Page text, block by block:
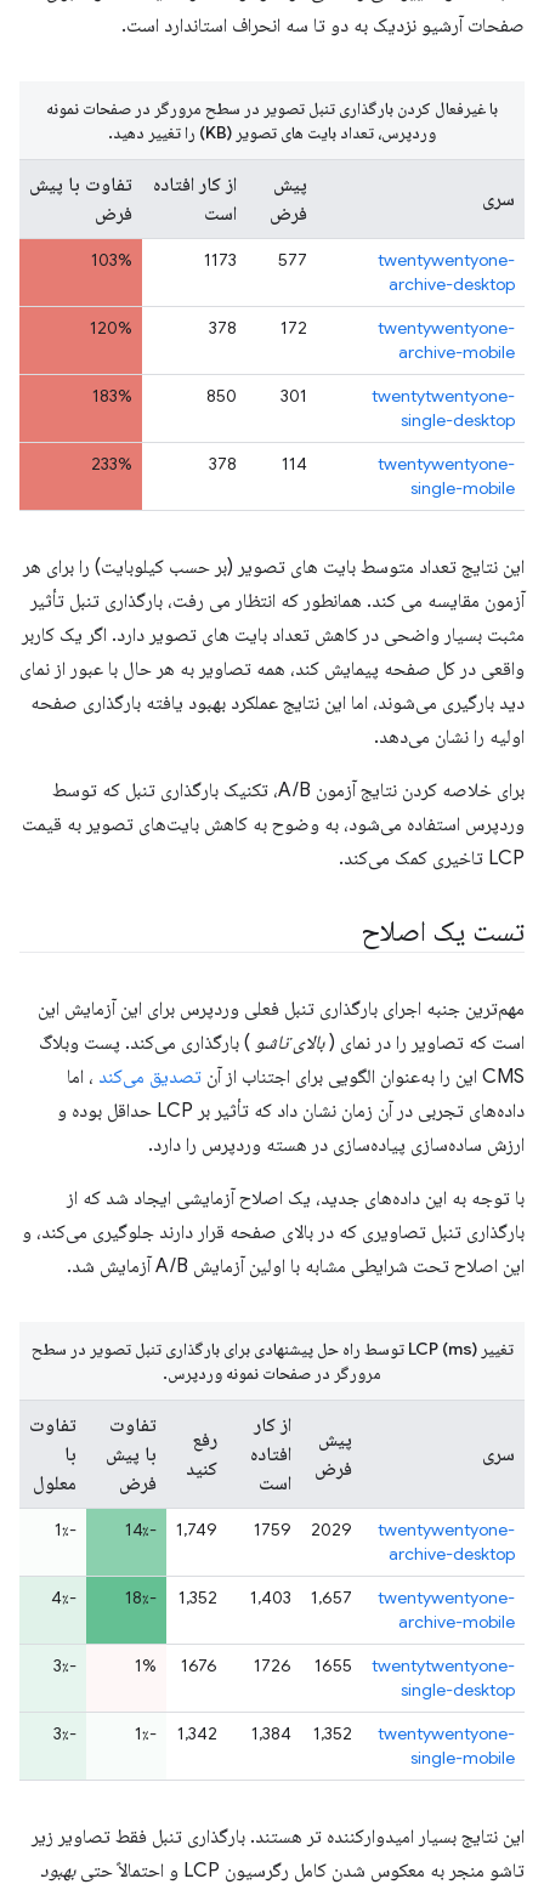
صفحات آرشیو نزدیک به دو تا سه انحراف استاندارد است.
سری
پیش
فرض
از کار افتاده
است
تفاوت با پیش
فرض
twentywentyone-
archive-desktop
577
1173
103%
twentywentyone-
archive-mobile
172
378
120%
twentytwentyone-
single-desktop
301
850
183%
twentywentyone-
single-mobile
114
378
233%
با غیرفعال کردن بارگذاری تنبل تصویر در سطح مرورگر در صفحات نمونه
وردپرس، تعداد بایت های تصویر (KB) را تغییر دهید.
این نتایج تعداد متوسط ​​بایت های تصویر (بر حسب کیلوبایت) را برای هر
آزمون مقایسه می کند. همانطور که انتظار می رفت، بارگذاری تنبل تأثیر
مثبت بسیار واضحی در کاهش تعداد بایت های تصویر دارد. اگر یک کاربر
واقعی در کل صفحه پیمایش کند، همه تصاویر به هر حال با عبور از نمای
دید بارگیری می‌شوند، اما این نتایج عملکرد بهبود یافته بارگذاری صفحه
اولیه را نشان می‌دهد.
برای خلاصه کردن نتایج آزمون A/B، تکنیک بارگذاری تنبل که توسط
وردپرس استفاده می‌شود، به وضوح به کاهش بایت‌های تصویر به قیمت
LCP تاخیری کمک می‌کند.
تست یک اصلاح
مهم‌ترین جنبه اجرای بارگذاری تنبل فعلی وردپرس برای این آزمایش این
است که تصاویر را در نمای (بالای تاشو ) بارگذاری می‌کند. پست وبلاگ
CMS این را به‌عنوان الگویی برای اجتناب از آن
تصدیق می‌کند ، اما
داده‌های تجربی در آن زمان نشان داد که تأثیر بر LCP حداقل بوده و
ارزش ساده‌سازی پیاده‌سازی در هسته وردپرس را دارد.
با توجه به این داده‌های جدید، یک اصلاح آزمایشی ایجاد شد که از
بارگذاری تنبل تصاویری که در بالای صفحه قرار دارند جلوگیری می‌کند، و
این اصلاح تحت شرایطی مشابه با اولین آزمایش A/B آزمایش شد.
سری
پیش
فرض
از کار
افتاده
است
رفع
کنید
تفاوت
با پیش
فرض
تفاوت
با
معلول
twentywentyone-
archive-desktop
2029
1759
1,749 -14٪ -1٪
twentywentyone-
archive-mobile
1,657
1,403
1,352 -18٪ -4٪
twentytwentyone-
single-desktop
1655
1726
1676
1% -3٪
twentywentyone-
single-mobile
1,352
1,384
1,342 -1٪ -3٪
تغییر LCP (ms) توسط راه حل پیشنهادی برای بارگذاری تنبل تصویر در سطح
مرورگر در صفحات نمونه وردپرس.
این نتایج بسیار امیدوارکننده تر هستند. بارگذاری تنبل فقط تصاویر زیر
تاشو منجر به معکوس شدن کامل رگرسیون LCP و احتمالاً حتی
بهبود